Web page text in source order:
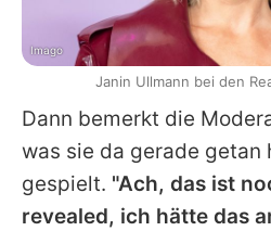
Dann bemerkt die
was sie da gerade getan
gespielt. "Ach, das ist
revealed, ich hätte das
Imago
Janin Ullmann bei den